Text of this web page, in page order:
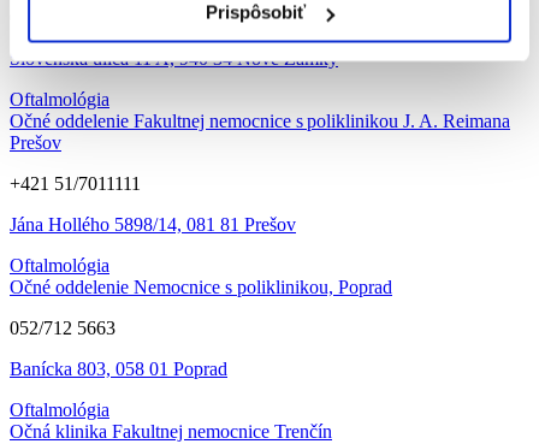
Prispôsobiť
Slovenská ulica 11 A, 940 34 Nové Zámky
Oftalmológia
Očné oddelenie Fakultnej nemocnice s poliklinikou J. A. Reimana
Prešov
+421 51/7011111
Jána Hollého 5898/14, 081 81 Prešov
Oftalmológia
Očné oddelenie Nemocnice s poliklinikou, Poprad
052/712 5663
Banícka 803, 058 01 Poprad
Oftalmológia
Očná klinika Fakultnej nemocnice Trenčín